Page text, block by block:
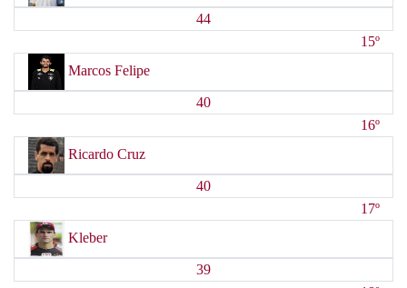
44
15º
Marcos Felipe
40
16º
Ricardo Cruz
40
17º
Kleber
39